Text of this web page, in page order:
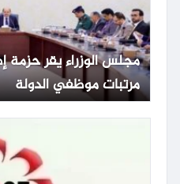
مجلس الوزراء يقر حزمة
مرتبات موظفي الدولة